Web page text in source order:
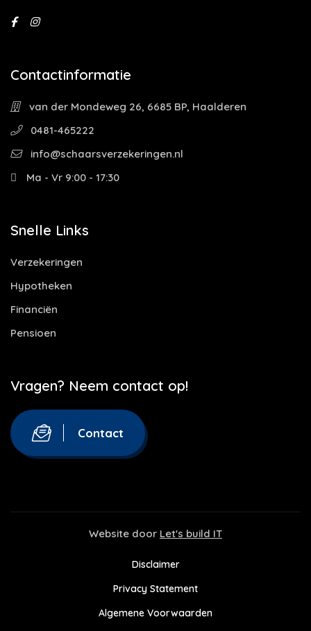
Contactinformatie
van der Mondeweg 26, 6685 BP, Haalderen
0481-465222
info@schaarsverzekeringen.nl
Ma - Vr 9:00 - 17:30
Snelle Links
Verzekeringen
Hypotheken
Financiën
Pensioen
Vragen? Neem contact op!
Contact
Website door Let's build IT
Disclaimer
Privacy Statement
Algemene Voorwaarden